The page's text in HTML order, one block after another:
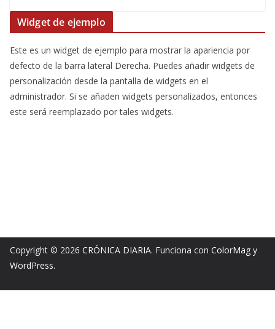
Widget de ejemplo
Este es un widget de ejemplo para mostrar la apariencia por
defecto de la barra lateral Derecha. Puedes añadir widgets de
personalización desde la pantalla de widgets en el
administrador. Si se añaden widgets personalizados, entonces
este será reemplazado por tales widgets.
Copyright © 2026 CRÓNICA DIARIA. Funciona con ColorMag y
WordPress.